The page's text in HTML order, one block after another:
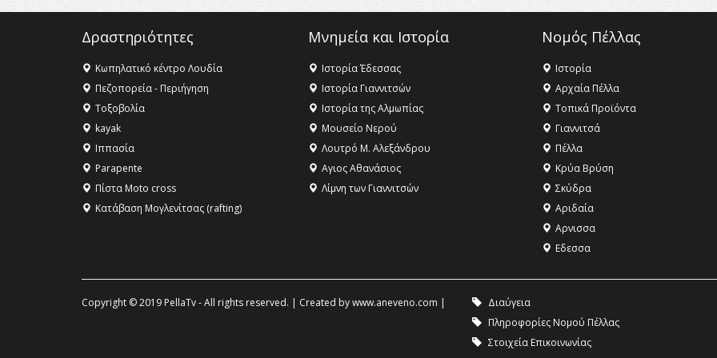
Δραστηριότητες
Κωπηλατικό κέντρο Λουδία
Πεζοπορεία - Περιήγηση
Τοξοβολία
kayak
Ιππασία
Parapente
Πίστα Moto cross
Κατάβαση Μογλενίτσας (rafting)
Μνημεία και Ιστορία
Ιστορία Έδεσσας
Ιστορία Γιαννιτσών
Ιστορία της Αλμωπίας
Μουσείο Νερού
Λουτρό Μ. Αλεξάνδρου
Αγιος Αθανάσιος
Λίμνη των Γιαννιτσών
Νομός Πέλλας
Ιστορία
Αρχαία Πέλλα
Τοπικά Προϊόντα
Γιαννιτσά
Πέλλα
Κρύα Βρύση
Σκύδρα
Αριδαία
Aρνισσα
Eδεσσα
Copyright © 2019 PellaTv - All rights reserved. | Created bywww.aneveno.com | Διαύγεια
Πληροφορίες Νομού Πέλλας
Στοιχεία Επικοινωνίας